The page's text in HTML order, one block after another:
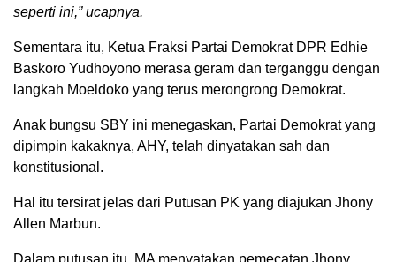
seperti ini,” ucapnya.
Sementara itu, Ketua Fraksi Partai Demokrat DPR Edhie
Baskoro Yudhoyono merasa geram dan terganggu dengan
langkah Moeldoko yang terus merongrong Demokrat.
Anak bungsu SBY ini menegaskan, Partai Demokrat yang
dipimpin kakaknya, AHY, telah dinyatakan sah dan
konstitusional.
Hal itu tersirat jelas dari Putusan PK yang diajukan Jhony
Allen Marbun.